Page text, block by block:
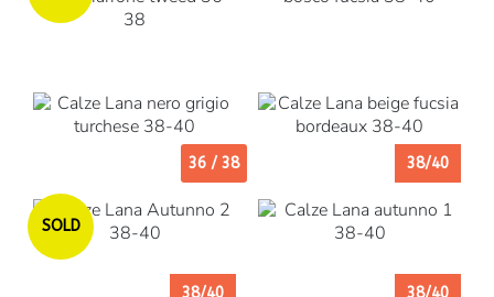
36 / 38 38/40
38/40 38/40
Esaurito
SOLD